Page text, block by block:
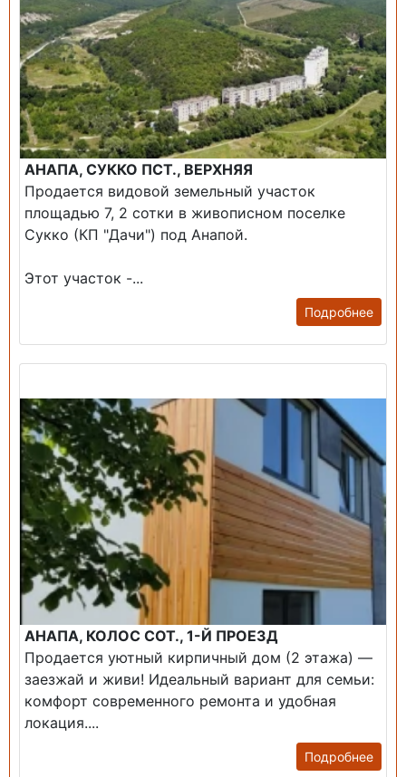
АНАПА, СУККО ПСТ., ВЕРХНЯЯ
Продается видовой земельный участок
площадью 7, 2 сотки в живописном поселке
Сукко (КП "Дачи") под Анапой.
Этот участок -...
Подробнее
АНАПА, КОЛОС СОТ., 1-Й ПРОЕЗД
Продается уютный кирпичный дом (2 этажа) —
заезжай и живи! ​Идеальный вариант для семьи:
комфорт современного ремонта и удобная
локация....
Подробнее